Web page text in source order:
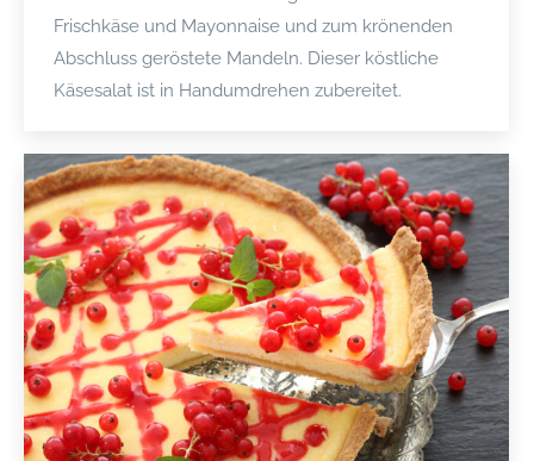
Frischkäse und Mayonnaise und zum krönenden
Abschluss geröstete Mandeln. Dieser köstliche
Käsesalat ist in Handumdrehen zubereitet.